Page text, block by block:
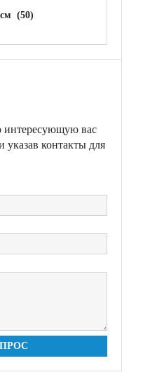
(50)
вас
контакты для